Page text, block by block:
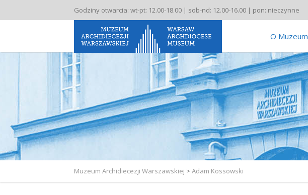
Godziny otwarcia: wt-pt: 12.00-18.00 | sob-nd: 12.00-16.00 | pon: nieczynne
O Muzeum
Muzeum Archidiecezji Warszawskiej > Adam Kossowski